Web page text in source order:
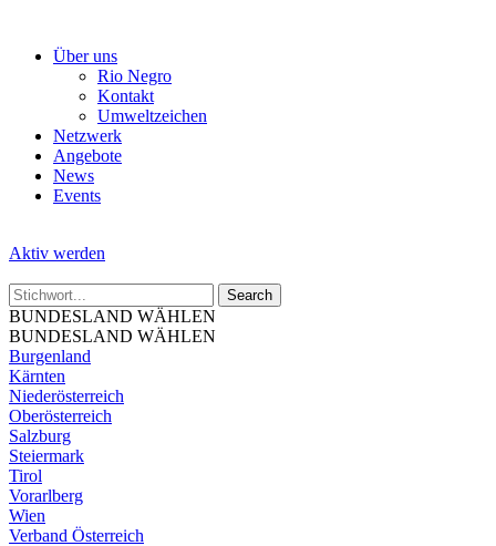
Über uns
Rio Negro
Kontakt
Umweltzeichen
Netzwerk
Angebote
News
Events
Aktiv werden
BUNDESLAND WÄHLEN
BUNDESLAND WÄHLEN
Burgenland
Kärnten
Niederösterreich
Oberösterreich
Salzburg
Steiermark
Tirol
Vorarlberg
Wien
Verband Österreich